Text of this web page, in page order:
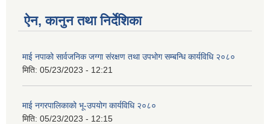
ऐन, कानुन तथा निर्देशिका
माई नपाको सार्वजनिक जग्गा संरक्षण तथा उपभोग सम्बन्धि कार्यविधि २०८०
मिति: 05/23/2023 - 12:21
माई नगरपालिकाको भू-उपयोग कार्यविधि २०८०
मिति: 05/23/2023 - 12:15